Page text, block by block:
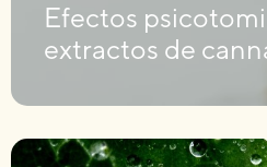
Efectos
extractos de